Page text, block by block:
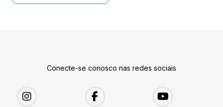
Conecte-se conosco nas redes sociais